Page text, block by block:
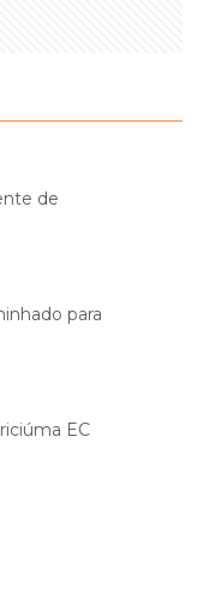
de
para
EC